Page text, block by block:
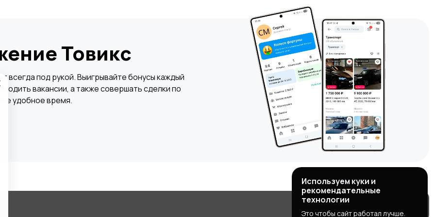
Товикс
всегда под рукой. Выигрывайте бонусы каждый
вакансии, а также совершать сделки по
удобное время.
Используем куки и
рекомендательные
технологии
Это чтобы сайт работал лучше.